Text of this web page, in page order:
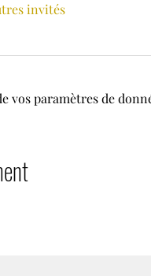
invités
vos paramètres de